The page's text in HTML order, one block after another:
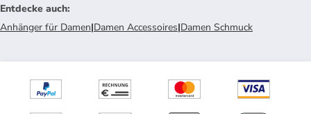
Entdecke auch:
Anhänger für Damen|Damen Accessoires|Damen Schmuck